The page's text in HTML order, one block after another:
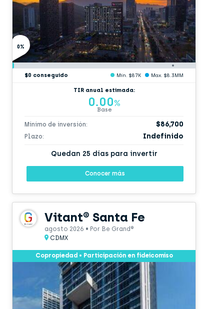
0%
$0 conseguido Min. $87K Max. $8.3MM
TIR anual estimada:
0.00%
Base
Mínimo de inversión: $86,700
Plazo: Indefinido
Quedan 25 días para invertir
Conocer más
Vitant® Santa Fe
agosto 2026 • Por Be Grand®
CDMX
Copropiedad • Participación en fideicomiso